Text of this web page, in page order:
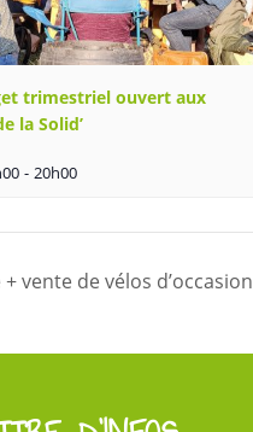
trimestriel ouvert aux
la Solid’
- 20h00
vente de vélos d’occasion